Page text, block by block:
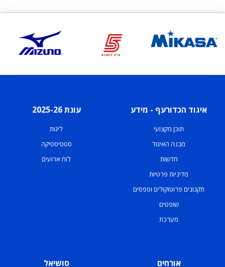
איגוד הכדורעף - מידע
תוכן מקצועי
מבנה האיגוד
חדשות
מדיניות פרטיות
תקנונים פרוטוקולים וטפסים
שופטים
מערכת
עונת 2025-26
ליגות
סטטיסטיקה
לוח ארועים
אורחים סושיאל